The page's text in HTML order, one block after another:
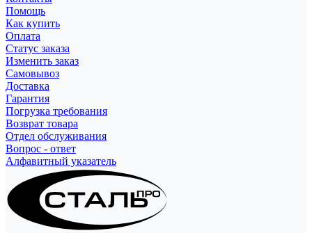
Помощь
Как купить
Оплата
Статус заказа
Изменить заказ
Самовывоз
Доставка
Гарантия
Погрузка требования
Возврат товара
Отдел обслуживания
Вопрос - ответ
Алфавитный указатель